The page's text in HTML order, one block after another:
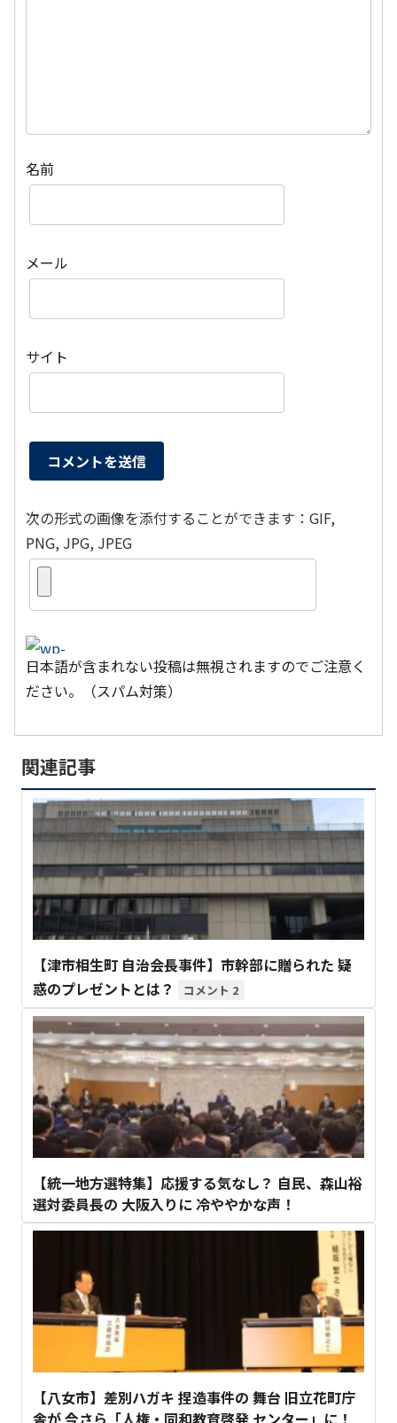
名前
メール
サイト
次の形式の画像を添付することができます：GIF,
PNG, JPG, JPEG
日本語が含まれない投稿は無視されますのでご注意く
ださい。（スパム対策）
関連記事
【津市相生町 自治会長事件】市幹部に贈られた 疑
惑のプレゼントとは？
2
【統一地方選特集】応援する気なし？ 自民、森山裕
選対委員長の 大阪入りに 冷ややかな声！
【八女市】差別ハガキ 捏造事件の 舞台 旧立花町庁